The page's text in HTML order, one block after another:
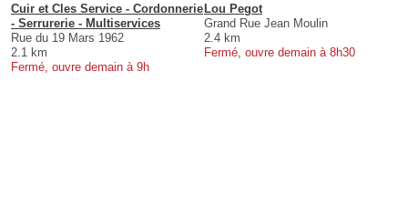
Cuir et Cles Service - Cordonnerie
- Serrurerie - Multiservices
Rue du 19 Mars 1962
2.1 km
Fermé, ouvre demain à 9h
Lou Pegot
Grand Rue Jean Moulin
2.4 km
Fermé, ouvre demain à 8h30